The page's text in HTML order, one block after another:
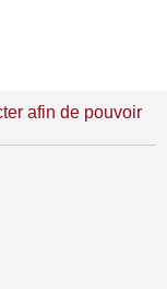
afin de pouvoir